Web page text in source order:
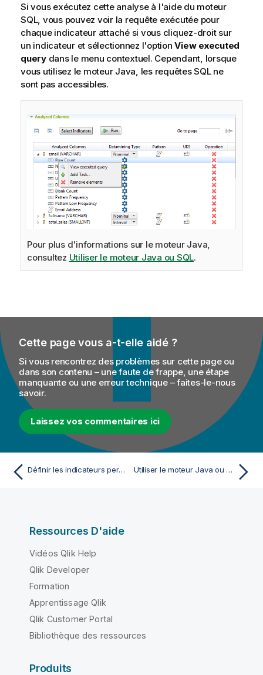
Si vous exécutez cette analyse à l'aide du moteur
SQL, vous pouvez voir la requête exécutée pour
chaque indicateur attaché si vous cliquez-droit sur
un indicateur et sélectionnez l'optionView executed
querydans le menu contextuel. Cependant, lorsque
vous utilisez le moteur Java, les requêtes SQL ne
sont pas accessibles.
Pour plus d'informations sur le moteur Java,
consultez Utiliser le moteur Java ou SQL.
Cette page vous a-t-elle aidé ?
Si vous rencontrez des problèmes sur cette page ou
dans son contenu – une faute de frappe, une étape
manquante ou une erreur technique – faites-le-nous
savoir.
Laissez vos commentaires ici
Définir les indicateurs personnalisés dans l'éditeur d'analyses Utiliser le moteur Java ou SQL
Ressources D'aide
Vidéos Qlik Help
Qlik Developer
Formation
Apprentissage Qlik
Qlik Customer Portal
Bibliothèque des ressources
Produits